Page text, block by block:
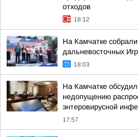
отходов
18:12
На Камчатке
дальневосточных
18:03
На Камчатке
недопущению
энтеровирусной
17:57